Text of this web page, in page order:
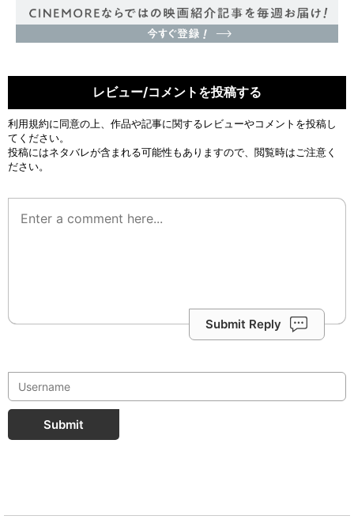
レビュー/コメントを投稿する
利用規約に同意の上、作品や記事に関するレビューやコメントを投稿し
てください。
投稿にはネタバレが含まれる可能性もありますので、閲覧時はご注意く
ださい。
Submit Reply
Submit